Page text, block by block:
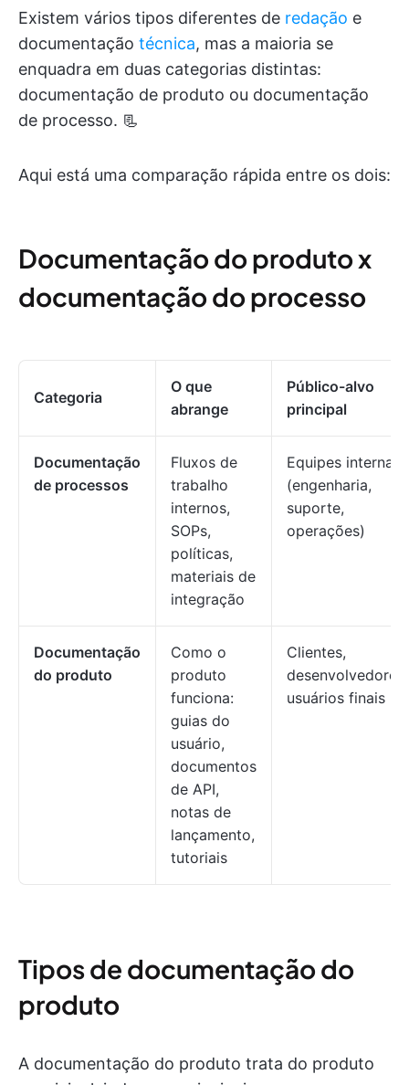
Existem vários tipos diferentes de redação e
documentação técnica, mas a maioria se
enquadra em duas categorias distintas:
documentação de produto ou documentação
de processo. 📃
Aqui está uma comparação rápida entre os dois:
Documentação do produto x
documentação do processo
Categoria
O que
abrange
Público-alvo
principal
Documentação
de processos
Fluxos de
trabalho
internos,
SOPs,
políticas,
materiais de
integração
Equipes internas
(engenharia,
suporte,
operações)
Documentação
do produto
Como o
produto
funciona:
guias do
usuário,
documentos
de API,
notas de
lançamento,
tutoriais
Clientes,
desenvolvedores,
usuários finais
Tipos de documentação do
produto
A documentação do produto trata do produto